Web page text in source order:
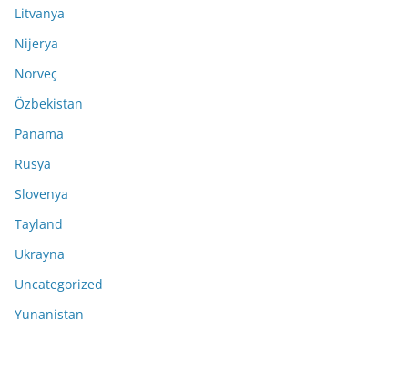
Litvanya
Nijerya
Norveç
Özbekistan
Panama
Rusya
Slovenya
Tayland
Ukrayna
Uncategorized
Yunanistan